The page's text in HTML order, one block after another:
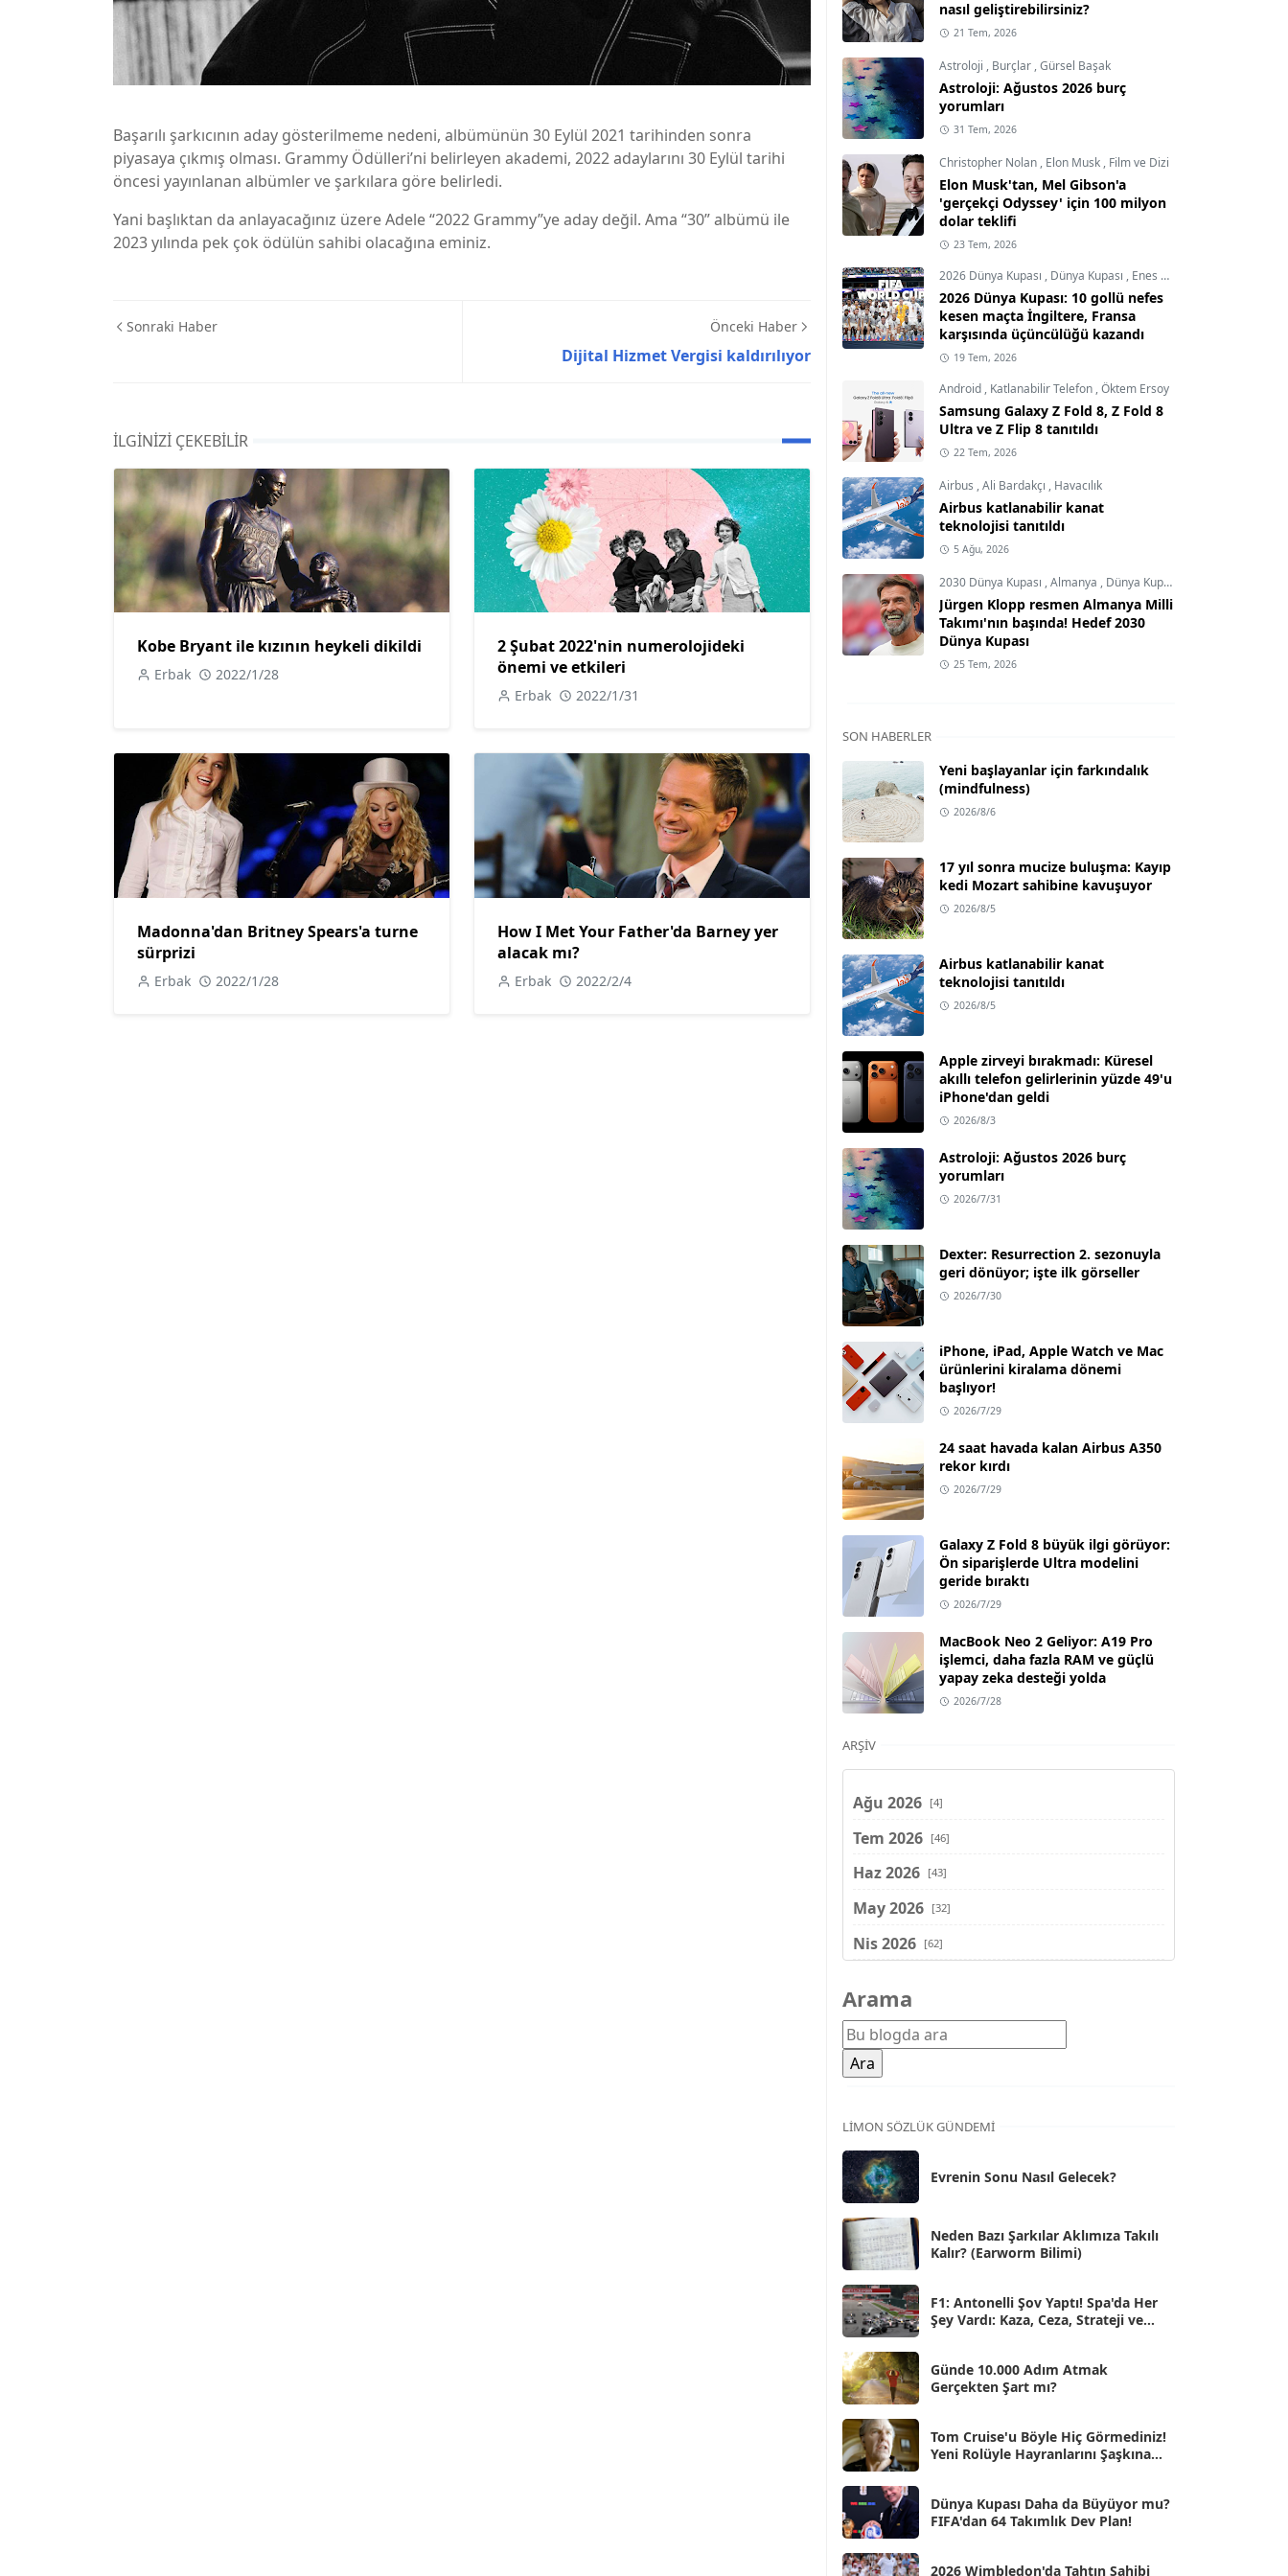
Başarılı şarkıcının aday gösterilmeme nedeni, albümünün 30 Eylül 2021 tarihinden sonra
piyasaya çıkmış olması. Grammy Ödülleri’ni belirleyen akademi, 2022 adaylarını 30 Eylül tarihi
öncesi yayınlanan albümler ve şarkılara göre belirledi.
Yani başlıktan da anlayacağınız üzere Adele “2022 Grammy”ye aday değil. Ama “30” albümü ile
2023 yılında pek çok ödülün sahibi olacağına eminiz.
Sonraki Haber Önceki Haber
Dijital Hizmet Vergisi kaldırılıyor
İLGINIZI ÇEKEBILIR
Kobe Bryant ile kızının heykeli dikildi
Erbak 2022/1/28
2 Şubat 2022'nin numerolojideki
önemi ve etkileri
Erbak 2022/1/31
Madonna'dan Britney Spears'a turne
sürprizi
Erbak 2022/1/28
How I Met Your Father'da Barney yer
alacak mı?
Erbak 2022/2/4
nasıl geliştirebilirsiniz?
21 Tem, 2026
Astroloji , Burçlar ,Gürsel Başak
Astroloji: Ağustos 2026 burç
yorumları
31 Tem, 2026
Christopher Nolan , Elon Musk , Film ve Dizi
Elon Musk'tan, Mel Gibson'a
'gerçekçi Odyssey' için 100 milyon
dolar teklifi
23 Tem, 2026
2026 Dünya Kupası , Dünya Kupası , Enes Demircioğlu
2026 Dünya Kupası: 10 gollü nefes
kesen maçta İngiltere, Fransa
karşısında üçüncülüğü kazandı
19 Tem, 2026
Android , Katlanabilir Telefon ,Öktem Ersoy
Samsung Galaxy Z Fold 8, Z Fold 8
Ultra ve Z Flip 8 tanıtıldı
22 Tem, 2026
Airbus ,Ali Bardakçı , Havacılık
Airbus katlanabilir kanat
teknolojisi tanıtıldı
5 Ağu, 2026
2030 Dünya Kupası ,Almanya , Dünya Kupası
Jürgen Klopp resmen Almanya Milli
Takımı'nın başında! Hedef 2030
Dünya Kupası
25 Tem, 2026
SON HABERLER
Yeni başlayanlar için farkındalık
(mindfulness)
2026/8/6
17 yıl sonra mucize buluşma: Kayıp
kedi Mozart sahibine kavuşuyor
2026/8/5
Airbus katlanabilir kanat
teknolojisi tanıtıldı
2026/8/5
Apple zirveyi bırakmadı: Küresel
akıllı telefon gelirlerinin yüzde 49'u
iPhone'dan geldi
2026/8/3
Astroloji: Ağustos 2026 burç
yorumları
2026/7/31
Dexter: Resurrection 2. sezonuyla
geri dönüyor; işte ilk görseller
2026/7/30
iPhone, iPad, Apple Watch ve Mac
ürünlerini kiralama dönemi
başlıyor!
2026/7/29
24 saat havada kalan Airbus A350
rekor kırdı
2026/7/29
Galaxy Z Fold 8 büyük ilgi görüyor:
Ön siparişlerde Ultra modelini
geride bıraktı
2026/7/29
MacBook Neo 2 Geliyor: A19 Pro
işlemci, daha fazla RAM ve güçlü
yapay zeka desteği yolda
2026/7/28
ARŞIV
Ağu 2026 [4]
Tem 2026 [46]
Haz 2026 [43]
May 2026 [32]
Nis 2026 [62]
Şub 2026
Oca 2026 [72]
Ara 2025
Kas 2025
Eki 2025
Eyl 2025
Ağu 2025
Tem 2025 [45]
Haz 2025
May 2025 [54]
Nis 2025 [56]
Mar 2025
Şub 2025 [57]
Oca 2025
Ara 2024 [25]
Kas 2024
Arama
LIMON SÖZLÜK GÜNDEMI
Evrenin Sonu Nasıl Gelecek?
Neden Bazı Şarkılar Aklımıza Takılı
Kalır? (Earworm Bilimi)
F1: Antonelli Şov Yaptı! Spa'da Her
Şey Vardı: Kaza, Ceza, Strateji ve
Günde 10.000 Adım Atmak
Gerçekten Şart mı?
Tom Cruise'u Böyle Hiç Görmediniz!
Yeni Rolüyle Hayranlarını Şaşkına
Dünya Kupası Daha da Büyüyor mu?
FIFA'dan 64 Takımlık Dev Plan!
2026 Wimbledon'da Tahtın Sahibi